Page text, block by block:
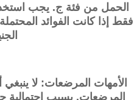
الحمل من فئة ج. يجب
فقط إذا كانت الفوائد
الأمهات المرضعات: لا
المرضعات. بسبب احتمالية